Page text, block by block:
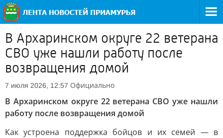
В Архаринском округе 22 ветерана
СВО уже нашли работу после
возвращения домой
7 июля 2026, 12:57 Официально
В Архаринском округе 22 ветерана СВО уже нашли
работу после возвращения домой
Как устроена поддержка бойцов и их семей — в